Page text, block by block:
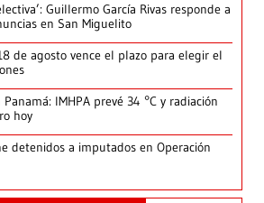
Guillermo García Rivas responde a
en San Miguelito
de agosto vence el plazo para elegir el
IMHPA prevé 34 °C y radiación
hoy
detenidos a imputados en Operación